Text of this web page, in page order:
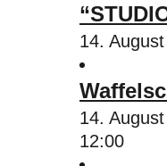
14. August
14.
12:00